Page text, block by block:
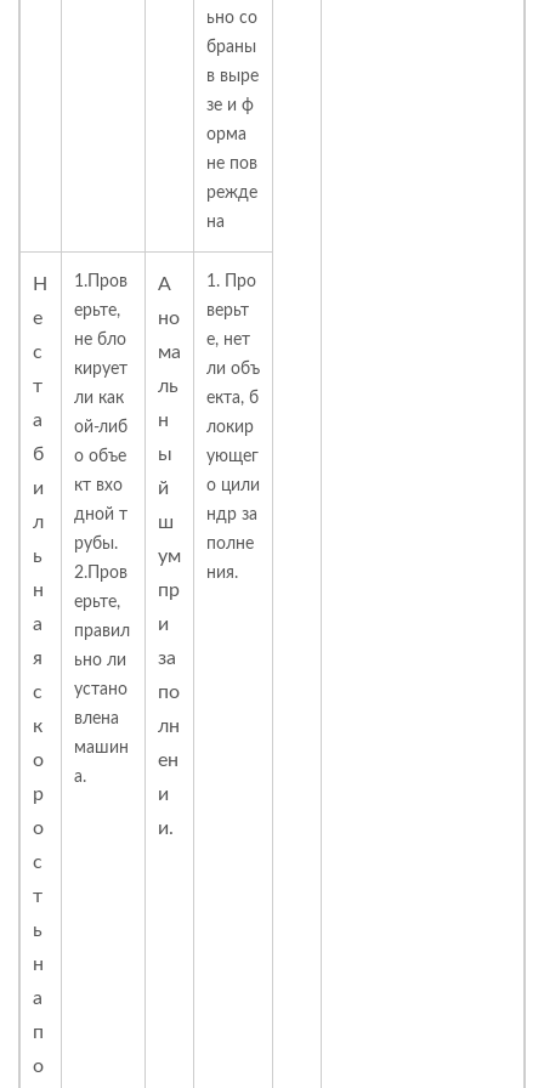
ьно со
браны
в выре
зе и ф
орма
не пов
режде
на
Н
е
с
т
а
б
и
л
ь
н
а
я
с
к
о
р
о
с
т
ь
н
а
п
о
1.Пров
ерьте,
не бло
кирует
ли как
ой-либ
о объе
кт вхо
дной т
рубы.
2.Пров
ерьте,
правил
ьно ли
устано
влена
машин
а.
А
но
ма
ль
н
ы
й
ш
ум
пр
и
за
по
лн
ен
и
и.
1. Про
верьт
е, нет
ли объ
екта, б
локир
ующег
о цили
ндр за
полне
ния.